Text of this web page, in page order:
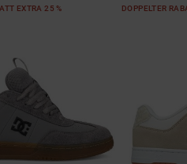
EXTRA 25 % DOPPELTER